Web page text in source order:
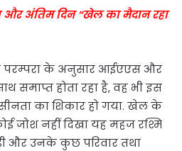
अंतिम दिन “खेल का मैदान रहा
परम्परा के अनुसार आईएएस और
समाप्त होता रहा है, वह भी इस
का शिकार हो गया. खेल के
जोश नहीं दिखा यह महज रश्मि
और उनके कुछ परिवार तथा